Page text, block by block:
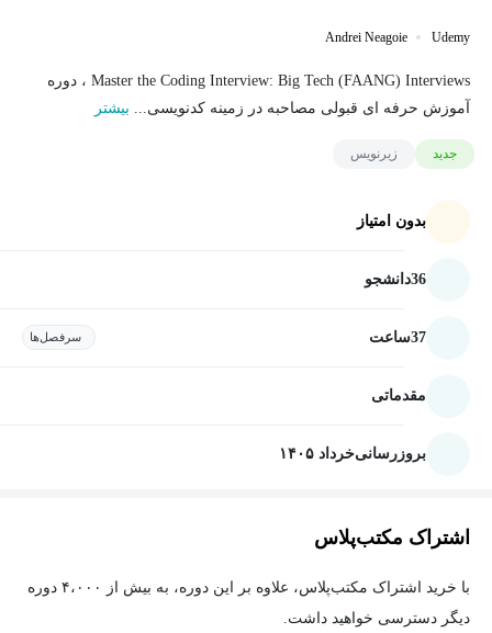
Udemy
Andrei Neagoie
Master the Coding Interview: Big Tech (FAANG) Interviews ، دوره
آموزش حرفه ای قبولی مصاحبه در زمینه کدنویسی... بیشتر
جدید زیرنویس
بدون امتیاز
36دانشجو
37ساعت سرفصل‌ها
مقدماتی
بروزرسانیخرداد ۱۴۰۵
اشتراک مکتب‌پلاس
با خرید اشتراک مکتب‌پلاس، علاوه بر این دوره، به بیش از ۴،۰۰۰ دوره
دیگر دسترسی خواهید داشت.